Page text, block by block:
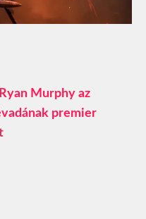
Murphy az
premier